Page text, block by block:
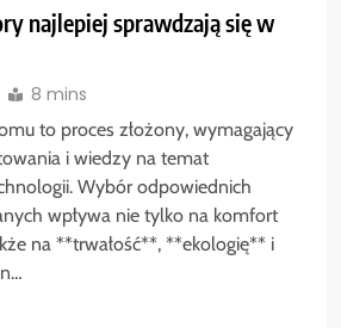
najlepiej sprawdzają się w
8 mins
to proces złożony, wymagający
i wiedzy na temat
Wybór odpowiednich
wpływa nie tylko na komfort
na **trwałość**, **ekologię** i